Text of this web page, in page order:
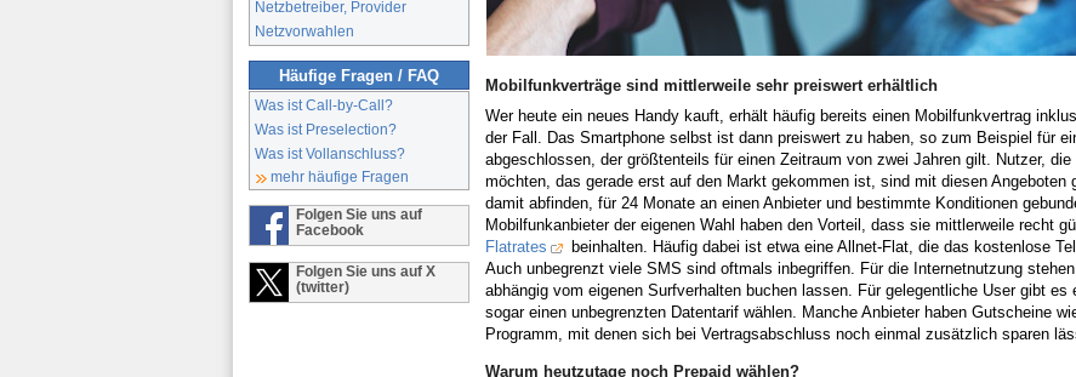
Netzbetreiber, Provider
Netzvorwahlen
Häufige Fragen / FAQ
Was ist Call-by-Call?
Was ist Preselection?
Was ist Vollanschluss?
mehr häufige Fragen
Folgen Sie uns auf
Facebook
Folgen Sie uns auf X
(twitter)
Mobilfunkverträge sind mittlerweile sehr preiswert erhältlich
Wer heute ein neues Handy kauft, erhält häufig bereits einen Mobilfunkvertrag
der Fall. Das Smartphone selbst ist dann preiswert zu haben, so zum Beispiel für
abgeschlossen, der größtenteils für einen Zeitraum von zwei Jahren gilt. Nutzer,
möchten, das gerade erst auf den Markt gekommen ist, sind mit diesen
damit abfinden, für 24 Monate an einen Anbieter und bestimmte Konditionen
Mobilfunkanbieter der eigenen Wahl haben den Vorteil, dass sie mittlerweile recht
Flatrates
beinhalten. Häufig dabei ist etwa eine Allnet-Flat, die das kostenlose
Auch unbegrenzt viele SMS sind oftmals inbegriffen. Für die Internetnutzung
abhängig vom eigenen Surfverhalten buchen lassen. Für gelegentliche User gibt
sogar einen unbegrenzten Datentarif wählen. Manche Anbieter haben Gutscheine
Programm, mit denen sich bei Vertragsabschluss noch einmal zusätzlich sparen
Warum heutzutage noch Prepaid wählen?